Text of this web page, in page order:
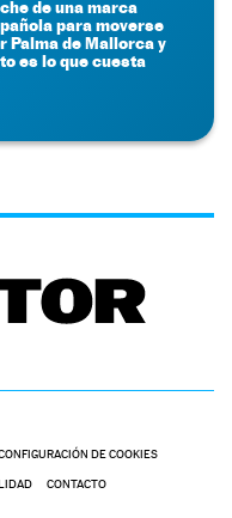
de una marca
para moverse
Palma de Mallorca y
es lo que cuesta
DE COOKIES
CONTACTO